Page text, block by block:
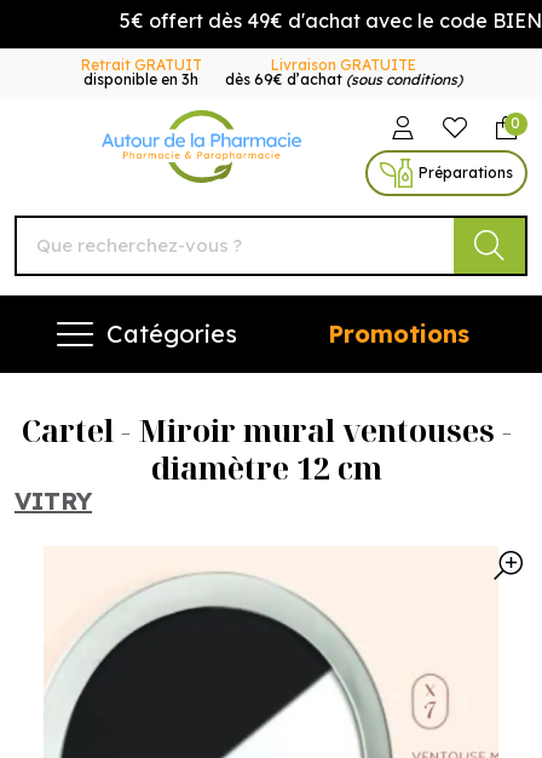
5€ offert dès 49€ d'achat avec le code
Retrait GRATUIT
disponible en 3h
Livraison GRATUITE
dès 69€ d’achat (sous conditions)
Autour de la Pharmacie
0
Préparations
Catégories Promotions
Cartel - Miroir mural ventouses -
diamètre 12 cm
VITRY